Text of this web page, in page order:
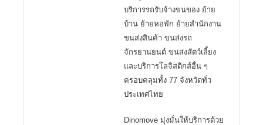
บริการรถรับจ้างขนของ ย้าย
บ้าน ย้ายหอพัก ย้ายสำนักงาน
ขนส่งสินค้า ขนส่งรถ
จักรยานยนต์ ขนส่งสัตว์เลี้ยง
และบริการโลจิสติกส์อื่น ๆ
ครอบคลุมทั้ง 77 จังหวัดทั่ว
ประเทศไทย
Dinomove มุ่งมั่นให้บริการด้วย